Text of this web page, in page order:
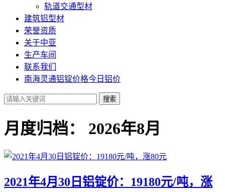
轨道交通型材
建筑铝型材
荣誉资质
关于中亚
生产车间
联系我们
南海灵通铝锭价格今日铝价
搜索
月度归档： 2026年8月
2021年4月30日铝锭价：19180元/吨，涨